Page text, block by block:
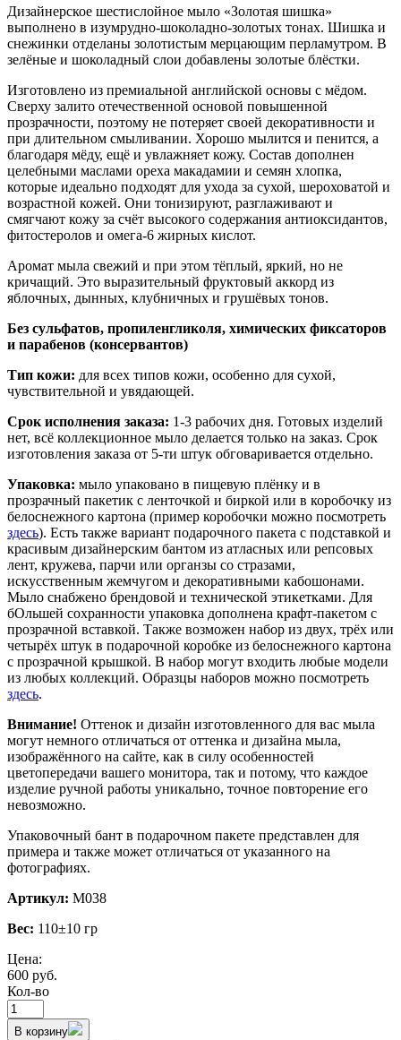
Дизайнерское шестислойное мыло «Золотая шишка»
выполнено в изумрудно-шоколадно-золотых тонах. Шишка и
снежинки отделаны золотистым мерцающим перламутром. В
зелёные и шоколадный слои добавлены золотые блёстки.
Изготовлено из премиальной английской основы с мёдом.
Сверху залито отечественной основой повышенной
прозрачности, поэтому не потеряет своей декоративности и
при длительном смыливании. Хорошо мылится и пенится, а
благодаря мёду, ещё и увлажняет кожу. Состав дополнен
целебными маслами ореха макадамии и семян хлопка,
которые идеально подходят для ухода за сухой, шероховатой и
возрастной кожей. Они тонизируют, разглаживают и
смягчают кожу за счёт высокого содержания антиоксидантов,
фитостеролов и омега-6 жирных кислот.
Аромат мыла свежий и при этом тёплый, яркий, но не
кричащий. Это выразительный фруктовый аккорд из
яблочных, дынных, клубничных и грушёвых тонов.
Без сульфатов, пропиленгликоля, химических фиксаторов
и парабенов (консервантов)
Тип кожи: для всех типов кожи, особенно для сухой,
чувствительной и увядающей.
Срок исполнения заказа: 1-3 рабочих дня. Готовых изделий
нет, всё коллекционное мыло делается только на заказ. Срок
изготовления заказа от 5-ти штук обговаривается отдельно.
Упаковка: мыло упаковано в пищевую плёнку и в
прозрачный пакетик с ленточкой и биркой или в коробочку из
белоснежного картона (пример коробочки можно посмотреть
здесь). Есть также вариант подарочного пакета с подставкой и
красивым дизайнерским бантом из атласных или репсовых
лент, кружева, парчи или органзы со стразами,
искусственным жемчугом и декоративными кабошонами.
Мыло снабжено брендовой и технической этикетками. Для
бОльшей сохранности упаковка дополнена крафт-пакетом с
прозрачной вставкой. Также возможен набор из двух, трёх или
четырёх штук в подарочной коробке из белоснежного картона
с прозрачной крышкой. В набор могут входить любые модели
из любых коллекций. Образцы наборов можно посмотреть
здесь.
Внимание! Оттенок и дизайн изготовленного для вас мыла
могут немного отличаться от оттенка и дизайна мыла,
изображённого на сайте, как в силу особенностей
цветопередачи вашего монитора, так и потому, что каждое
изделие ручной работы уникально, точное повторение его
невозможно.
Упаковочный бант в подарочном пакете представлен для
примера и также может отличаться от указанного на
фотографиях.
Артикул: М038
Вес: 110±10 гр
Цена:
600 руб.
Кол-во
В корзину